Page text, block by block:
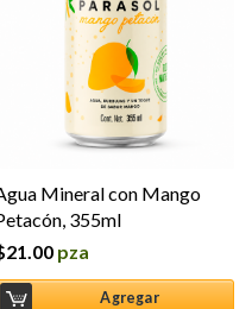
Mineral con Mango
355ml
21.00 pza
Agregar